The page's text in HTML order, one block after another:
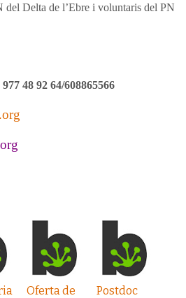
del Delta de l’Ebre i voluntaris del PN
977 48 92 64/608865566
org
Oferta de
Postdoc